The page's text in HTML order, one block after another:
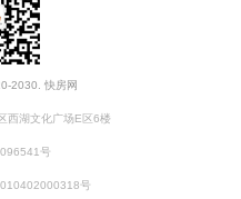
2030. 快房网
西湖文化广场E区6楼
号
号